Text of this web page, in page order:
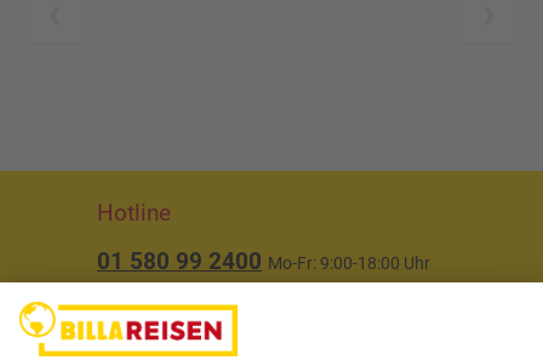
Hotline
01 580 99 2400 Mo-Fr: 9:00-18:00 Uhr